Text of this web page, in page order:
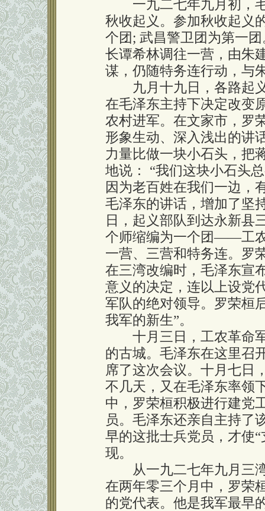
一九二七年九月初，毛
秋收起义。参加秋收起义
个团; 武昌警卫团为第一
长谭希林调往一营，由朱
谋，仍随特务连行动，与
九月十九日，各路起义
在毛泽东主持下决定改变
农村进军。在文家市，罗
形象生动、深入浅出的讲
力量比做一块小石头，把
地说： “我们这块小石头
因为老百姓在我们一边，
毛泽东的讲话，增加了坚
日，起义部队到达永新县
个师缩编为一个团——工
一营、三营和特务连。罗
在三湾改编时，毛泽东宣
意义的决定，连以上设党
军队的绝对领导。罗荣桓
我军的新生”。
十月三日，工农革命军
的古城。毛泽东在这里召
席了这次会议。十月七日
不几天，又在毛泽东率领
中，罗荣桓积极进行建党
员。毛泽东还亲自主持了
早的这批士兵党员，才使
现。
从一九二七年九月三湾
在两年零三个月中，罗荣
的党代表。他是我军最早